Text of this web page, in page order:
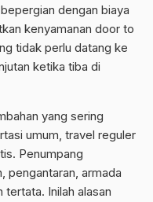
dengan biaya
kenyamanan door to
tidak perlu datang ke
ketika tiba di
yang sering
umum, travel reguler
Penumpang
pengantaran, armada
tertata. Inilah alasan